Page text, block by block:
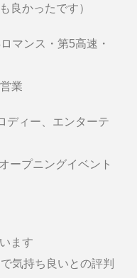
良かったです）
マンス・第5高速・
業
ィー、エンターテ
ープニングイベント
ます
気持ち良いとの評判